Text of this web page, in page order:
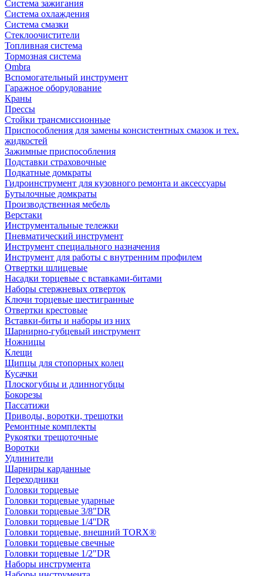
Система зажигания
Система охлаждения
Система смазки
Стеклоочистители
Топливная система
Тормозная система
Ombra
Вспомогательный инструмент
Гаражное оборудование
Краны
Прессы
Стойки трансмиссионные
Приспособления для замены консистентных смазок и тех.
жидкостей
Зажимные приспособления
Подставки страховочные
Подкатные домкраты
Гидроинструмент для кузовного ремонта и аксессуары
Бутылочные домкраты
Производственная мебель
Верстаки
Инструментальные тележки
Пневматический инструмент
Инструмент специального назначения
Инструмент для работы с внутренним профилем
Отвертки шлицевые
Насадки торцевые с вставками-битами
Наборы стержневых отверток
Ключи торцевые шестигранные
Отвертки крестовые
Вставки-биты и наборы из них
Шарнирно-губцевый инструмент
Ножницы
Клещи
Щипцы для стопорных колец
Кусачки
Плоскогубцы и длинногубцы
Бокорезы
Пассатижи
Приводы, воротки, трещотки
Ремонтные комплекты
Рукоятки трещоточные
Воротки
Удлинители
Шарниры карданные
Переходники
Головки торцевые
Головки торцевые ударные
Головки торцевые 3/8"DR
Головки торцевые 1/4''DR
Головки торцевые, внешний TORX®
Головки торцевые свечные
Головки торцевые 1/2"DR
Наборы инструмента